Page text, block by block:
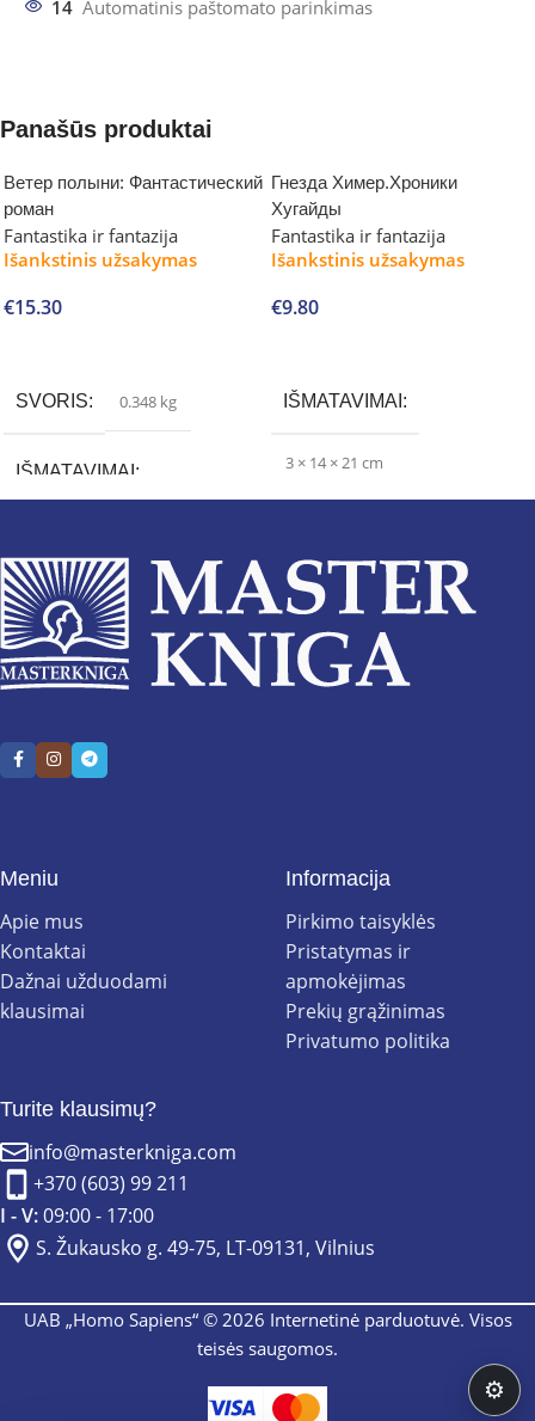
14 Automatinis paštomato parinkimas
Panašūs produktai
Ветер полыни: Фантастический
роман
Fantastika ir fantazija
Išankstinis užsakymas
€15.30
SVORIS 0.348 kg
IŠMATAVIMAI
Гнезда Химер.Хроники
Хугайды
Fantastika ir fantazija
Išankstinis užsakymas
€9.80
IŠMATAVIMAI
3 × 14 × 21 cm
Meniu
Apie mus
Kontaktai
Dažnai užduodami
klausimai
Informacija
Pirkimo taisyklės
Pristatymas ir
apmokėjimas
Prekių grąžinimas
Privatumo politika
Turite klausimų?
info@masterkniga.com
+370 (603) 99 211
I - V:09:00 - 17:00
S. Žukausko g. 49-75, LT-09131, Vilnius
UAB „Homo Sapiens“ © 2026 Internetinė parduotuvė. Visos
teisės saugomos.
⚙